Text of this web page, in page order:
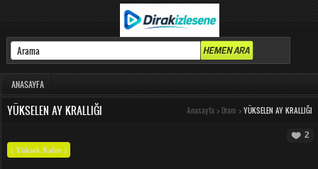
ANASAYFA
YÜKSELEN AY KRALLIĞI Anasayfa > Dram > YÜKSELEN AY KRALLIĞI
2
( Yüksek Kalite )